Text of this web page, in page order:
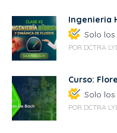
Ingenieria
Solo
POR DCTRA
Curso:
Solo
POR DCTRA